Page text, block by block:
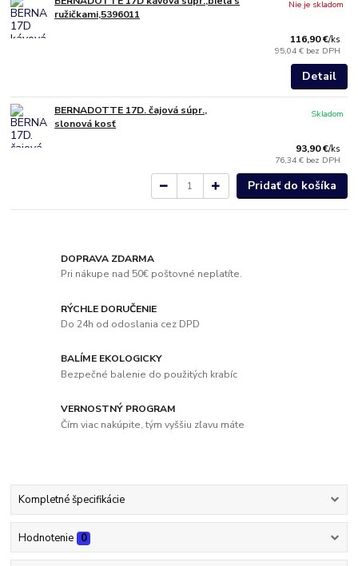
ružičkami,5396011
116,90 €/ks
95,04 € bez DPH
Nie je skladom
Detail
BERNADOTTE 17D. čajová súpr.,
slonová kosť
93,90 €/ks
76,34 € bez DPH
Skladom
Pridať do košíka
DOPRAVA ZDARMA
Pri nákupe nad 50€ poštovné neplatíte.
RÝCHLE DORUČENIE
Do 24h od odoslania cez DPD
BALÍME EKOLOGICKY
Bezpečné balenie do použitých krabíc
VERNOSTNÝ PROGRAM
Čím viac nakúpite, tým vyššiu zľavu máte
Kompletné špecifikácie
Hodnotenie 0